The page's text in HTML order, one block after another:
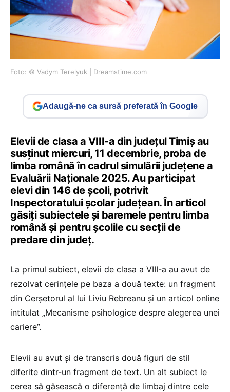
Foto: © Vadym Terelyuk | Dreamstime.com
Adaugă-ne ca sursă preferată în Google
Elevii de clasa a VIII-a din județul Timiș au
susținut miercuri, 11 decembrie, proba de
limba română în cadrul simulării județene a
Evaluării Naționale 2025. Au participat
elevi din 146 de școli, potrivit
Inspectoratului școlar județean. În articol
găsiți subiectele și baremele pentru limba
română și pentru școlile cu secții de
predare din județ.
La primul subiect, elevii de clasa a VIII-a au avut de
rezolvat cerințele pe baza a două texte: un fragment
din Cerșetorul al lui Liviu Rebreanu și un articol online
intitulat „Mecanisme psihologice despre alegerea unei
cariere”.
Elevii au avut și de transcris două figuri de stil
diferite dintr-un fragment de text. Un alt subiect le
cerea să găsească o diferență de limbaj dintre cele